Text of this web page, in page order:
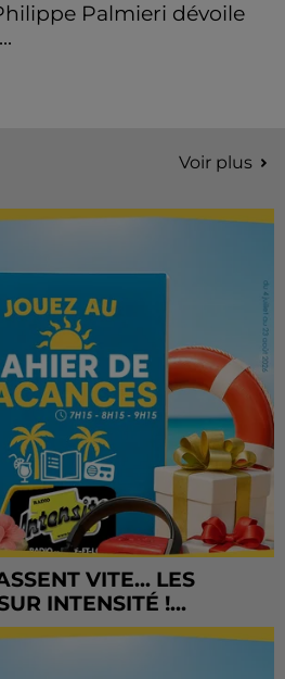
Palmieri dévoile
Voir plus
VITE... LES
INTENSITÉ !...